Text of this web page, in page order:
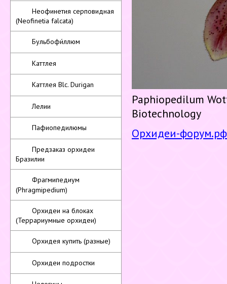
Неофинетия серповидная
(Neofinetia falcata)
Бульбофи́ллюм
Каттлея
Каттлея Blc. Durigan
Лелии
Пафиопедилюмы
Предзаказ орхидеи
Бразилии
Фрагмипедиум
(Phragmipedium)
Орхидеи на блоках
(Террариумные орхидеи)
Орхидея купить (разные)
Орхидеи подростки
Paphiopedilum
Biotechnology
Орхидеи-форум.рф